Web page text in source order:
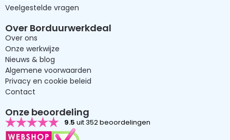
Veelgestelde vragen
Over Borduurwerkdeal
Over ons
Onze werkwijze
Nieuws & blog
Algemene voorwaarden
Privacy en cookie beleid
Contact
Onze beoordeling
9.5 uit 352 beoordelingen